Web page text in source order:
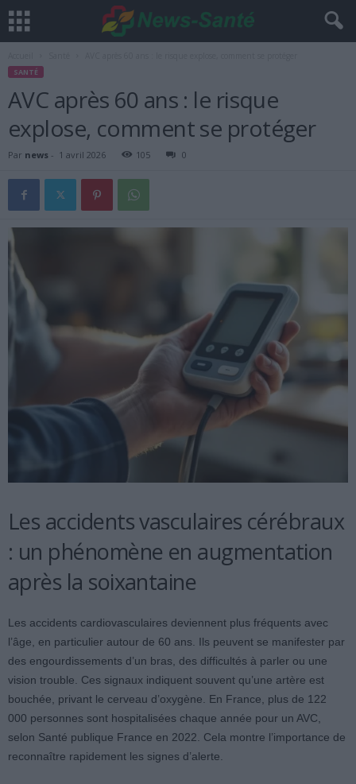
SANTÉ
AVC après 60 ans : le risque
explose, comment se protéger
Par news - 1 avril 2026 105 0
Les accidents vasculaires cérébraux
: un phénomène en augmentation
après la soixantaine
Les accidents cardiovasculaires deviennent plus fréquents avec
l’âge, en particulier autour de 60 ans. Ils peuvent se manifester par
des engourdissements d’un bras, des difficultés à parler ou une
vision trouble. Ces signaux indiquent souvent qu’une artère est
bouchée, privant le cerveau d’oxygène. En France, plus de 122
000 personnes sont hospitalisées chaque année pour un AVC,
selon Santé publique France en 2022. Cela montre l’importance de
reconnaître rapidement les signes d’alerte.